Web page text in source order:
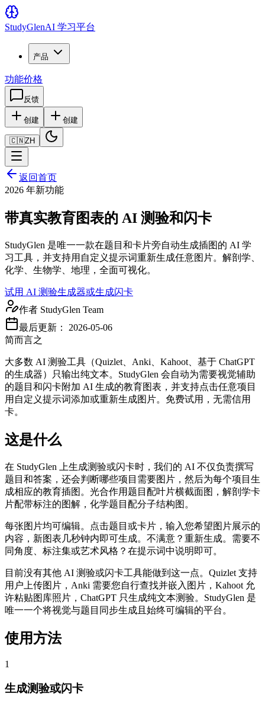
StudyGlenAI 学习平台
产品
功能价格
反馈
创建 创建
🇨🇳ZH
返回首页
2026 年新功能
带真实教育图表的 AI 测验和闪卡
StudyGlen 是唯一一款在题目和卡片旁自动生成插图的 AI 学
习工具，并支持用自定义提示词重新生成任意图片。解剖学、
化学、生物学、地理，全面可视化。
试用 AI 测验生成器或生成闪卡
作者 StudyGlen Team
最后更新：
2026-05-06
简而言之
大多数 AI 测验工具（Quizlet、Anki、Kahoot、基于 ChatGPT
的生成器）只输出纯文本。StudyGlen 会自动为需要视觉辅助
的题目和闪卡附加 AI 生成的教育图表，并支持点击任意项目
用自定义提示词添加或重新生成图片。免费试用，无需信用
卡。
这是什么
在 StudyGlen 上生成测验或闪卡时，我们的 AI 不仅负责撰写
题目和答案，还会判断哪些项目需要图片，然后为每个项目生
成相应的教育插图。光合作用题目配叶片横截面图，解剖学卡
片配带标注的图解，化学题目配分子结构图。
每张图片均可编辑。点击题目或卡片，输入您希望图片展示的
内容，新图表几秒钟内即可生成。不满意？重新生成。需要不
同角度、标注集或艺术风格？在提示词中说明即可。
目前没有其他 AI 测验或闪卡工具能做到这一点。Quizlet 支持
用户上传图片，Anki 需要您自行查找并嵌入图片，Kahoot 允
许粘贴图库照片，ChatGPT 只生成纯文本测验。StudyGlen 是
唯一一个将视觉与题目同步生成且始终可编辑的平台。
使用方法
1
生成测验或闪卡